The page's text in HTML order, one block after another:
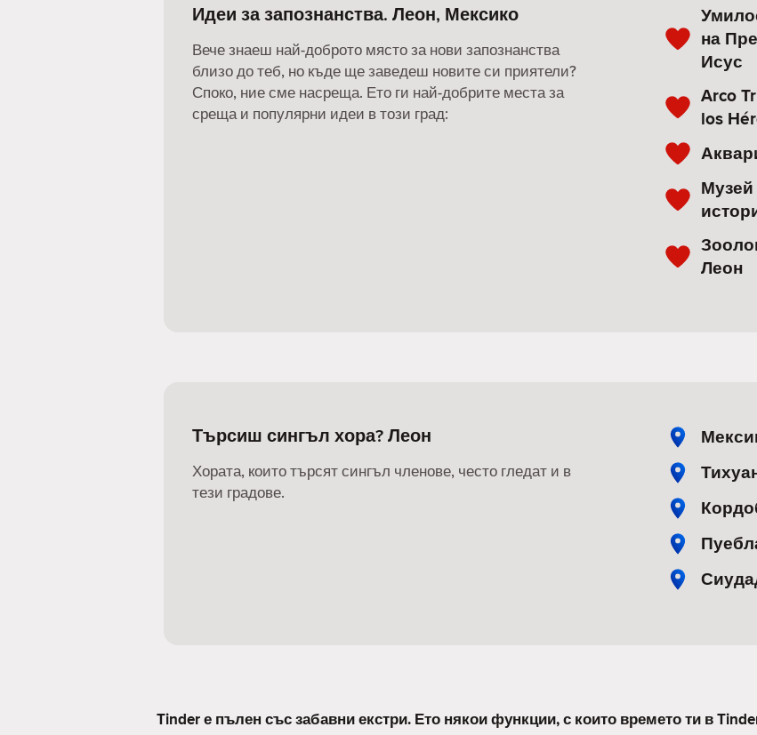
Идеи за запознанства. Леон, Мексико
Вече знаеш най-доброто място за нови запознанства
близо до теб, но къде ще заведеш новите си приятели?
Споко, ние сме насреща. Ето ги най-добрите места за
среща и популярни идеи в този град:
на
Исус
Arco
los
Музей
Леон
Търсиш сингъл хора? Леон
Хората, които търсят сингъл членове, често гледат и в
тези градове.
Tinder е пълен със забавни екстри. Ето някои функции, с които времето ти в